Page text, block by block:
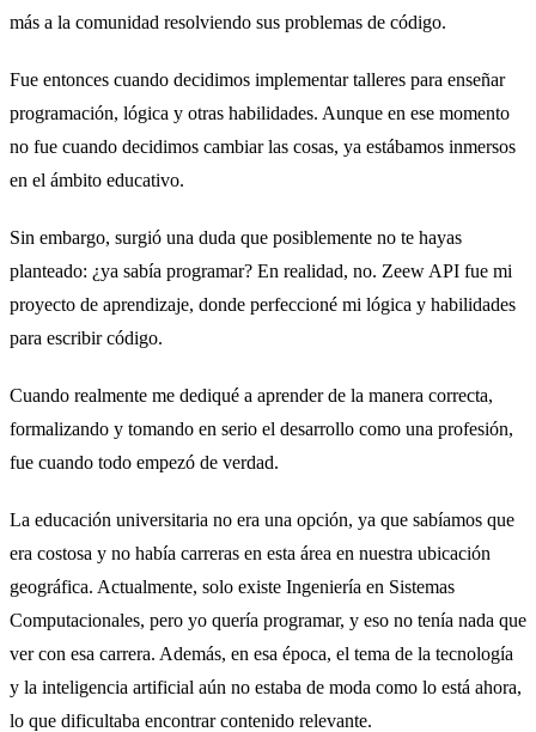
más a la comunidad resolviendo sus problemas de código.
Fue entonces cuando decidimos implementar talleres para enseñar
programación, lógica y otras habilidades. Aunque en ese momento
no fue cuando decidimos cambiar las cosas, ya estábamos inmersos
en el ámbito educativo.
Sin embargo, surgió una duda que posiblemente no te hayas
planteado: ¿ya sabía programar? En realidad, no. Zeew API fue mi
proyecto de aprendizaje, donde perfeccioné mi lógica y habilidades
para escribir código.
Cuando realmente me dediqué a aprender de la manera correcta,
formalizando y tomando en serio el desarrollo como una profesión,
fue cuando todo empezó de verdad.
La educación universitaria no era una opción, ya que sabíamos que
era costosa y no había carreras en esta área en nuestra ubicación
geográfica. Actualmente, solo existe Ingeniería en Sistemas
Computacionales, pero yo quería programar, y eso no tenía nada que
ver con esa carrera. Además, en esa época, el tema de la tecnología
y la inteligencia artificial aún no estaba de moda como lo está ahora,
lo que dificultaba encontrar contenido relevante.